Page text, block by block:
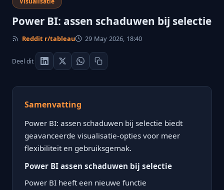
Power BI: assen schaduwen bij selectie
Reddit r/tableau 29 May 2026, 18:40
Deel dit
Samenvatting
Power BI: assen schaduwen bij selectie biedt
geavanceerde visualisatie-opties voor meer
flexibiliteit en gebruiksgemak.
Power BI assen schaduwen bij selectie
Power BI heeft een nieuwe functie